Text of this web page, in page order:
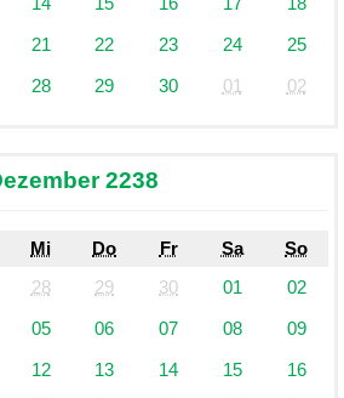
21 22 23 24
25
28 29 30 01 02
2238
Mi Do Fr Sa
So
28 29 30 01
02
05 06 07 08
09
12 13 14 15
16